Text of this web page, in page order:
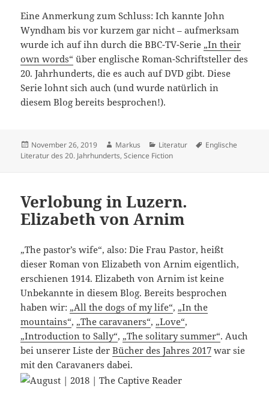
Eine Anmerkung zum Schluss: Ich kannte John
Wyndham bis vor kurzem gar nicht – aufmerksam
wurde ich auf ihn durch die BBC-TV-Serie „In their
own words“ über englische Roman-Schriftsteller des
20. Jahrhunderts, die es auch auf DVD gibt. Diese
Serie lohnt sich auch (und wurde natürlich in
diesem Blog bereits besprochen!).
Veröffentlicht
am
November 26, 2019 Autor
Markus Kategorien
Literatur Schlagwörter
Englische
Literatur des 20. Jahrhunderts,Science Fiction
Verlobung in Luzern.
Elizabeth von Arnim
„The pastor’s wife“, also: Die Frau Pastor, heißt
dieser Roman von Elizabeth von Arnim eigentlich,
erschienen 1914. Elizabeth von Arnim ist keine
Unbekannte in diesem Blog. Bereits besprochen
haben wir: „All the dogs of my life“, „In the
mountains“, „The caravaners“, „Love“,
„Introduction to Sally“, „The solitary summer“. Auch
bei unserer Liste derBücher des Jahres 2017 war sie
mit den Caravaners dabei.